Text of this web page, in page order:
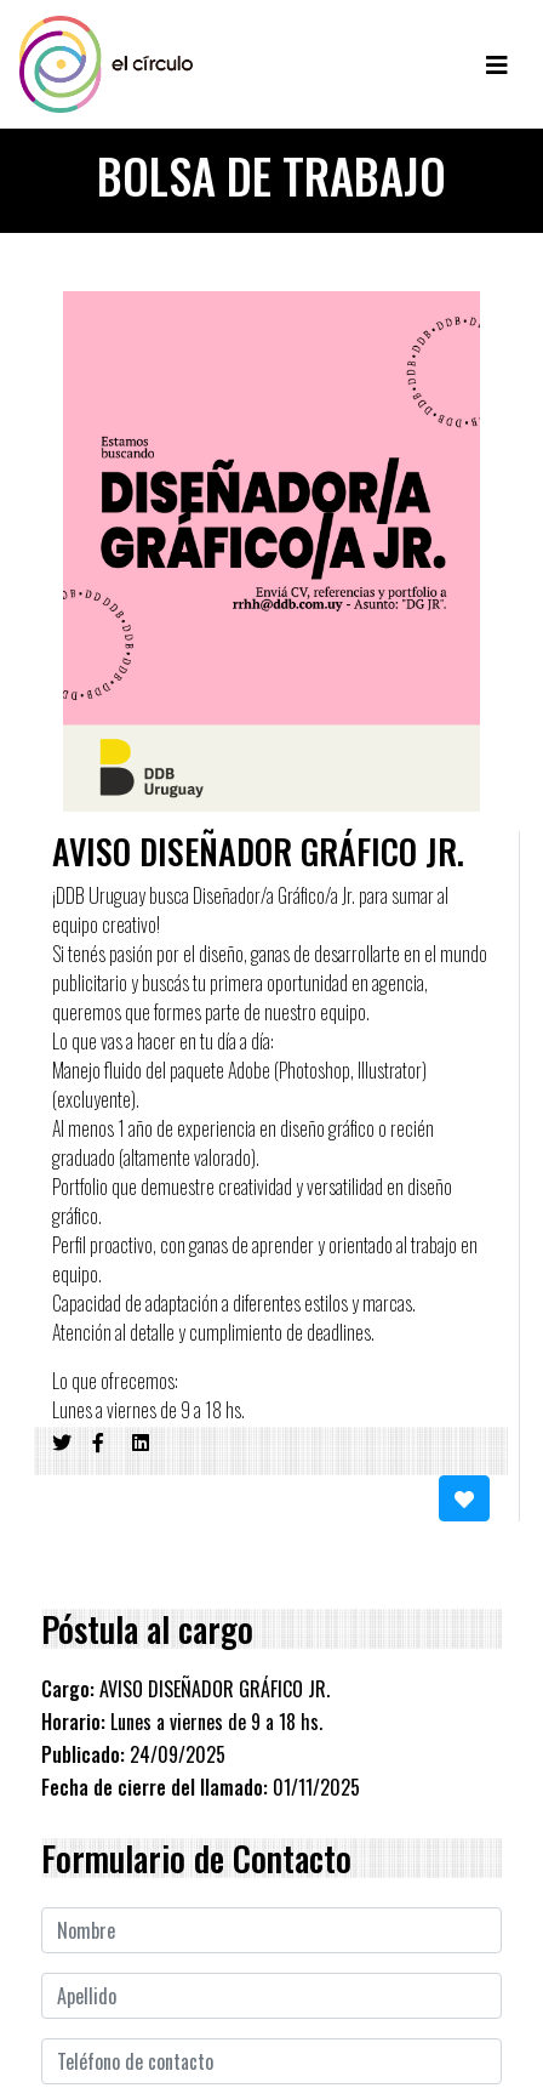
BOLSA DE TRABAJO
AVISO DISEÑADOR GRÁFICO JR.
¡DDB Uruguay busca Diseñador/a Gráfico/a Jr. para sumar al
equipo creativo!
Si tenés pasión por el diseño, ganas de desarrollarte en el mundo
publicitario y buscás tu primera oportunidad en agencia,
queremos que formes parte de nuestro equipo.
Lo que vas a hacer en tu día a día:
Manejo fluido del paquete Adobe (Photoshop, Illustrator)
(excluyente).
Al menos 1 año de experiencia en diseño gráfico o recién
graduado (altamente valorado).
Portfolio que demuestre creatividad y versatilidad en diseño
gráfico.
Perfil proactivo, con ganas de aprender y orientado al trabajo en
equipo.
Capacidad de adaptación a diferentes estilos y marcas.
Atención al detalle y cumplimiento de deadlines.
Lo que ofrecemos:
Lunes a viernes de 9 a 18 hs.
Equipo creativo consolidado en Parque Batlle.
Oportunidad de crecimiento profesional en agencia.
Póstula al cargo
Cargo:AVISO DISEÑADOR GRÁFICO JR.
Horario: Lunes a viernes de 9 a 18 hs.
Publicado: 24/09/2025
Fecha de cierre del llamado: 01/11/2025
Formulario de Contacto